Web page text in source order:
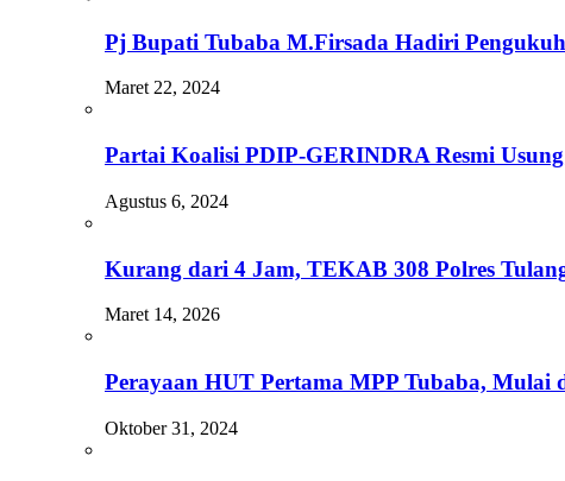
Pj Bupati Tubaba M.Firsada Hadiri
Maret 22, 2024
Partai Koalisi PDIP-GERINDRA Resmi
Agustus 6, 2024
Kurang dari 4 Jam, TEKAB 308 Polres
Maret 14, 2026
Perayaan HUT Pertama MPP Tubaba,
Oktober 31, 2024